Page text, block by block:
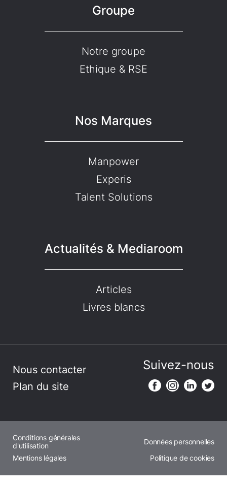
Groupe
Notre groupe
Ethique & RSE
Nos Marques
Manpower
Experis
Talent Solutions
Actualités & Mediaroom
Articles
Livres blancs
Nous contacter
Plan du site
Suivez-nous
Conditions générales
d'utilisation
Données personnelles
Mentions légales
Politique de cookies